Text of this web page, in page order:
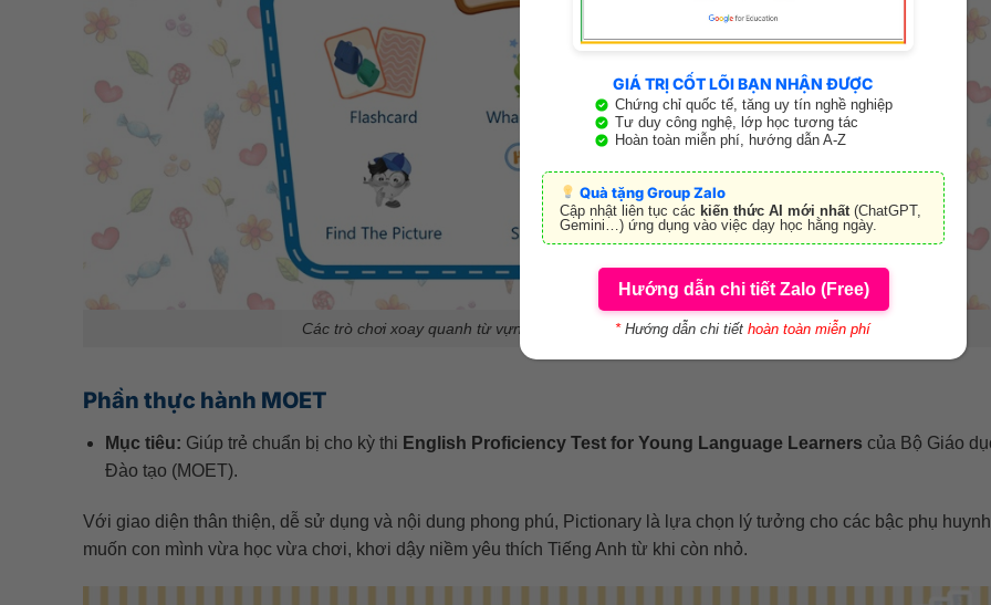
Các trò chơi xoay quanh từ vựng đã học, giúp trẻ ôn tập và mở rộng vốn từ
Phần thực hành MOET
Mục tiêu: Giúp trẻ chuẩn bị cho kỳ thi English Proficiency Test for Young Language Learners của Bộ Giáo
Đào tạo (MOET).
Với giao diện thân thiện, dễ sử dụng và nội dung phong phú, Pictionary là lựa chọn lý tưởng cho các bậc phụ
muốn con mình vừa học vừa chơi, khơi dậy niềm yêu thích Tiếng Anh từ khi còn nhỏ.
GIÁ TRỊ CỐT LÕI BẠN NHẬN ĐƯỢC
Chứng chỉ quốc tế, tăng uy tín nghề nghiệp
Tư duy công nghệ, lớp học tương tác
Hoàn toàn miễn phí, hướng dẫn A-Z
Quà tặng Group Zalo
Cập nhật liên tục các kiến thức AI mới nhất (ChatGPT,
Gemini…) ứng dụng vào việc dạy học hằng ngày.
Hướng dẫn chi tiết Zalo (Free)
*Hướng dẫn chi tiếthoàn toàn miễn phí